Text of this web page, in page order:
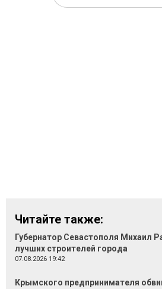
Читайте также:
Губернатор Севастополя Михаил
лучших строителей города
07.08.2026 19:42
Крымского предпринимателя